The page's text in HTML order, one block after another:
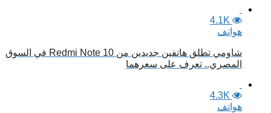
4.1K
هواتف
شاومي تطلق هاتفين جديدين من Redmi Note 10 في السوق
المصري.. تعرف على سعرهما
4.3K
هواتف